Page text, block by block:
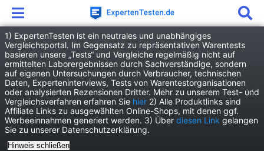
Drogerie Gesundheit Zink Tabletten
Zink Tabletten Test –
damit stoppen Sie
Entzündungsherde im
1) ExpertenTesten ist ein neutrales und unabhängiges
Vergleichsportal. Im Gegensatz zu repräsentativen Warentests
basieren unsere „Tests“ und Vergleiche regelmäßig nicht auf
ermittelten Laborergebnissen durch Sachverständige, sondern
auf eigenen Untersuchungen durch Verbraucher, technischen
Daten, Experteninterviews, Tests von Warentestorganisationen
oder analysierten Rezensionen Dritter. Mehr zu unserem Test- und
Vergleichsverfahren erfahren Sie hier 2) Alle Produktlinks sind
Affiliate Links zu ausgewählten Online-Shops, mit denen ggf.
Werbeeinnahmen generiert werden. 3) Über diesen Link gelangen
Sie zu unserer Datenschutzerklärung.
Hinweis schließen